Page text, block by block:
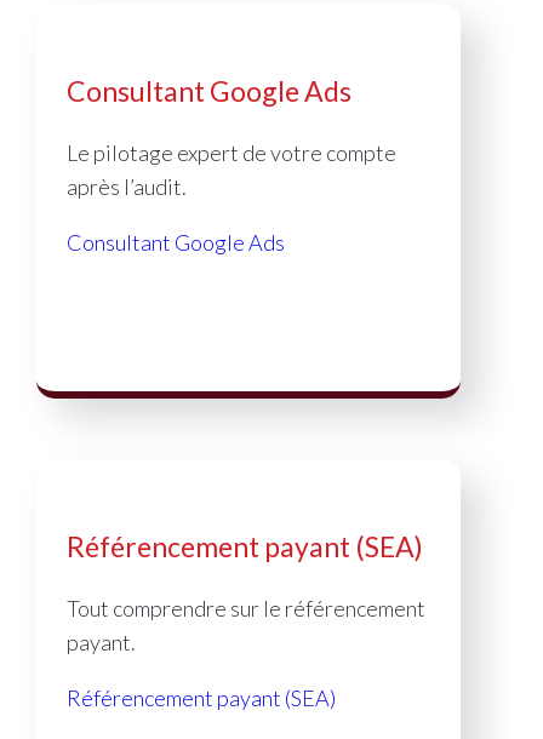
Consultant Google Ads
Le pilotage expert de votre compte
après l’audit.
Consultant Google Ads
Référencement payant (SEA)
Tout comprendre sur le référencement
payant.
Référencement payant (SEA)